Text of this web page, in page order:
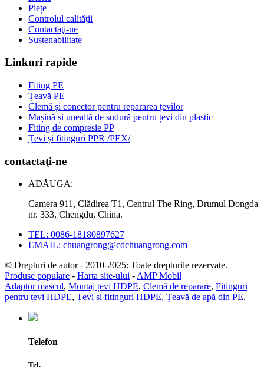
Piețe
Controlul calității
Contactaţi-ne
Sustenabilitate
Linkuri rapide
Fiting PE
Țeavă PE
Clemă și conector pentru repararea țevilor
Mașină și unealtă de sudură pentru țevi din plastic
Fiting de compresie PP
Țevi și fitinguri PPR /PEX/
contactaţi-ne
ADĂUGA:
Camera 911, Clădirea T1, Centrul The Ring, Drumul Dongda
nr. 333, Chengdu, China.
TEL: 0086-18180897627
EMAIL: chuangrong@cdchuangrong.com
© Drepturi de autor - 2010-2025: Toate drepturile rezervate.
Produse populare - Harta site-ului -AMP Mobil
Adaptor mascul, Montaj țevi HDPE, Clemă de reparare, Fitinguri
pentru țevi HDPE, Țevi și fitinguri HDPE, Țeavă de apă din PE,
Telefon
Tel.